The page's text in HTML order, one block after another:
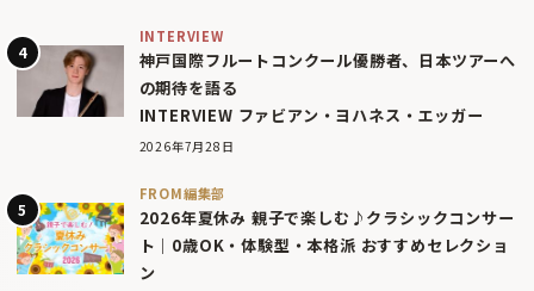
INTERVIEW
神戸国際フルートコンクール優勝者、日本ツアーへ
の期待を語る
INTERVIEW ファビアン・ヨハネス・エッガー
2026年7月28日
FROM編集部
2026年夏休み 親子で楽しむ♪クラシックコンサー
ト｜0歳OK・体験型・本格派 おすすめセレクショ
ン